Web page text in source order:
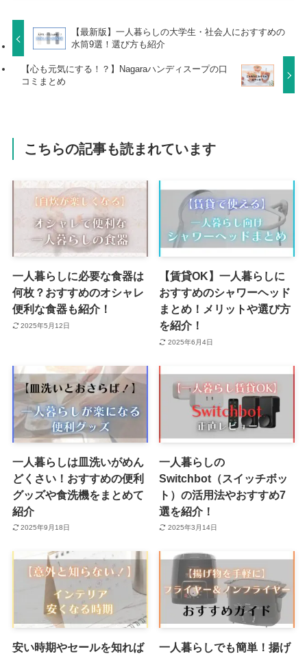
【最新版】一人暮らしの大学生・社会人におすすめの
水筒9選！選び方も紹介
【心も元気にする！？】Nagaraハンディスープの口
コミまとめ
こちらの記事も読まれています
一人暮らしに必要な食器は
何枚？おすすめのオシャレ
便利な食器も紹介！
2025年5月12日
【賃貸OK】一人暮らしに
おすすめのシャワーヘッド
まとめ！メリットや選び方
を紹介！
2025年6月4日
一人暮らしは皿洗いがめん
どくさい！おすすめの便利
グッズや食洗機をまとめて
紹介
2025年9月18日
一人暮らしの
Switchbot（スイッチボッ
ト）の活用法やおすすめ7
選を紹介！
2025年3月14日
安い時期やセールを知れば
一人暮らしでも簡単！揚げ